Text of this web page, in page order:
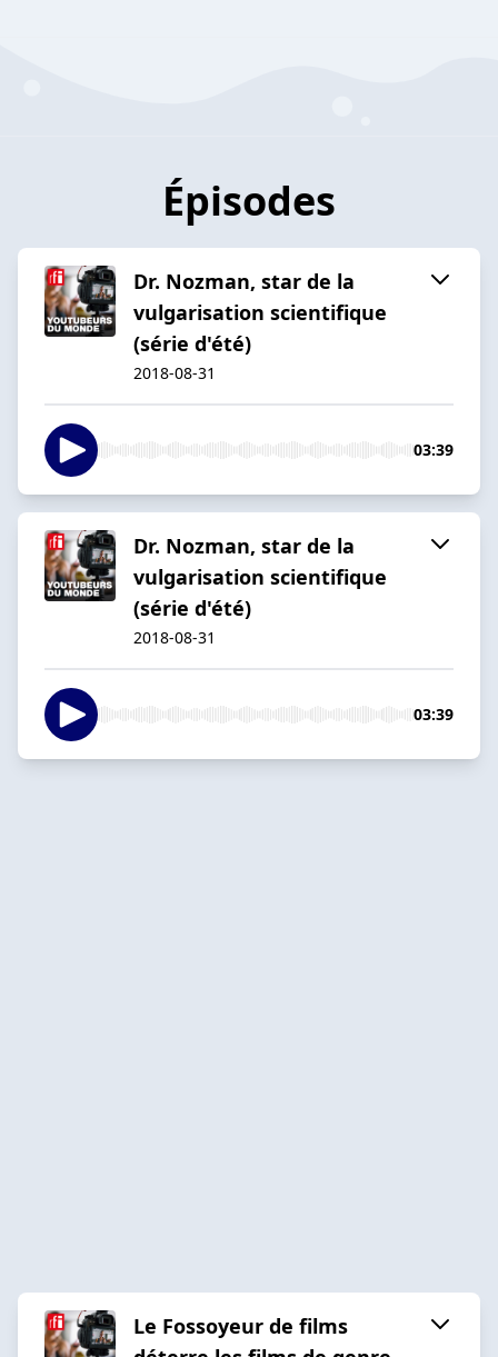
Épisodes
Dr. Nozman, star de la
vulgarisation scientifique
(série d'été)
2018-08-31
03:39
Dr. Nozman, star de la
vulgarisation scientifique
(série d'été)
2018-08-31
03:39
Le Fossoyeur de films